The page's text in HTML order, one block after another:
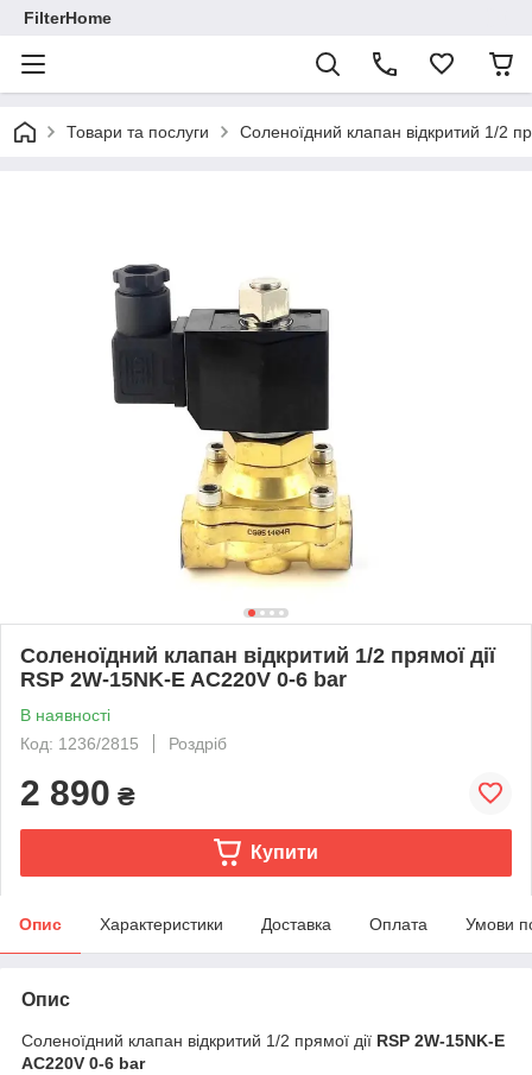
FilterHome
Товари та послуги Соленоїдний клапан відкритий 1/2
Соленоїдний клапан відкритий 1/2 прямої дії
RSP 2W-15NK-E AC220V 0-6 bar
В наявності
Код: 1236/2815
Роздріб
2 890 ₴
Купити
Опис Характеристики Доставка Оплата Умови
Опис
Соленоїдний клапан відкритий 1/2 прямої дії RSP 2W-15NK-E
AC220V 0-6 bar